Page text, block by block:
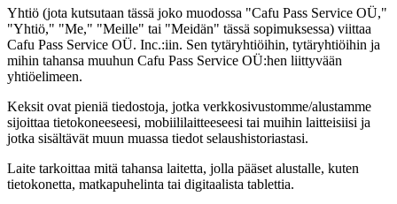
Yhtiö (jota kutsutaan tässä joko muodossa "Cafu Pass Service OÜ,"
"Yhtiö," "Me," "Meille" tai "Meidän" tässä sopimuksessa) viittaa
Cafu Pass Service OÜ. Inc.:iin. Sen tytäryhtiöihin, tytäryhtiöihin ja
mihin tahansa muuhun Cafu Pass Service OÜ:hen liittyvään
yhtiöelimeen.
Keksit ovat pieniä tiedostoja, jotka verkkosivustomme/alustamme
sijoittaa tietokoneeseesi, mobiililaitteeseesi tai muihin laitteisiisi ja
jotka sisältävät muun muassa tiedot selaushistoriastasi.
Laite tarkoittaa mitä tahansa laitetta, jolla pääset alustalle, kuten
tietokonetta, matkapuhelinta tai digitaalista tablettia.